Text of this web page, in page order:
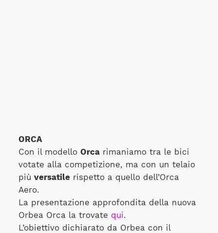
ORCA
Con il modello Orcarimaniamo tra le bici
votate alla competizione, ma con un telaio
più versatilerispetto a quello dell’Orca
Aero.
La presentazione approfondita della nuova
Orbea Orca la trovate qui.
L’obiettivo dichiarato da Orbea con il